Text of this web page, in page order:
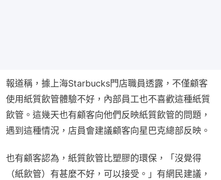
報道稱，據上海Starbucks門店職員透露，不僅顧客
使用紙質飲管體驗不好，內部員工也不喜歡這種紙質
飲管。這幾天也有顧客向他們反映紙質飲管的問題，
遇到這種情況，店員會建議顧客向星巴克總部反映。
也有顧客認為，紙質飲管比塑膠的環保，「沒覺得
（紙飲管）有甚麼不好，可以接受。」有網民建議，